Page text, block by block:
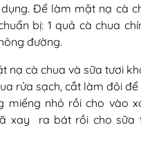
Để làm mặt nạ cà
bị: 1 quả cà chua
đường.
nạ cà chua và sữa tươi
rửa sạch, cắt làm đôi
miếng nhỏ rồi cho vào
xay ra bát rồi cho sữa